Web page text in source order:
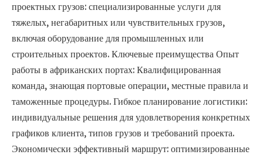
проектных грузов: специализированные услуги для
тяжелых, негабаритных или чувствительных грузов,
включая оборудование для промышленных или
строительных проектов. Ключевые преимущества Опыт
работы в африканских портах: Квалифицированная
команда, знающая портовые операции, местные правила и
таможенные процедуры. Гибкое планирование логистики:
индивидуальные решения для удовлетворения конкретных
графиков клиента, типов грузов и требований проекта.
Экономически эффективный маршрут: оптимизированные